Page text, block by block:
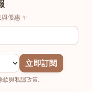
優惠 ✨
立即訂閱
款與私隱政策.